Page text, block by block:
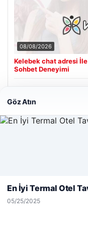
08/08/2026
Kelebek chat adresi
Sohbet Deneyimi
Web sitemizi nasıl
deneyiminizi
kullanıyoruz.
Reddet
Göz Atın
En İyi Termal Otel
05/25/2025